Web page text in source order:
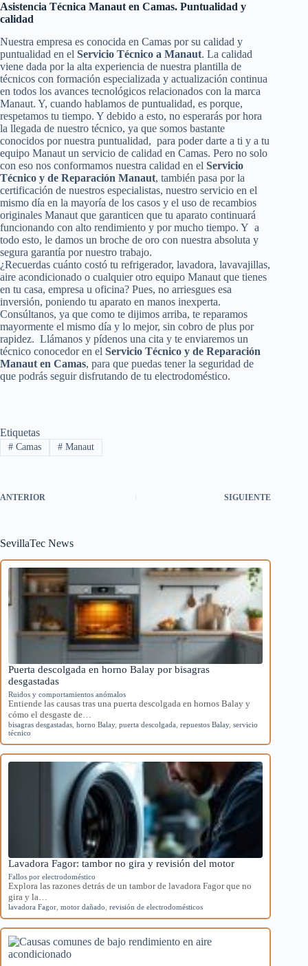
Asistencia Técnica Manaut en Camas. Puntualidad y
calidad
Nuestra empresa es conocida en Camas por su calidad y
puntualidad en el Servicio Técnico a Manaut. La calidad
viene dada por la alta experiencia de nuestra plantilla de
técnicos con formación especializada y actualización continua
en todos los avances tecnológicos relacionados con la marca
Manaut. Y, cuando hablamos de puntualidad, es porque,
respetamos tu tiempo. Y debido a esto, no esperarás por hora
la llegada de nuestro técnico, ya que somos bastante
conocidos por nuestra puntualidad, para poder darte a ti y a tu
equipo Manaut un servicio de calidad en Camas. Pero no solo
con eso nos conformamos nuestra calidad en el Servicio
Técnico y de Reparación Manaut, también pasa por la
certificación de nuestros especialistas, nuestro servicio en el
mismo día en la mayoría de los casos y el uso de recambios
originales Manaut que garanticen que tu aparato continuará
funcionando con alto rendimiento y por mucho tiempo. Y a
todo esto, le damos un broche de oro con nuestra absoluta y
segura garantía por nuestro trabajo.
¿Recuerdas cuánto costó tu refrigerador, lavadora, lavavajillas,
aire acondicionado o cualquier otro equipo Manaut que tienes
en tu casa, empresa u oficina? Pues, no arriesgues esa
inversión, poniendo tu aparato en manos inexperta.
Consúltanos, ya que como te dijimos arriba, te reparamos
mayormente el mismo día y lo mejor, sin cobro de plus por
rapidez. Llámanos y pídenos una cita y te enviaremos un
técnico conocedor en el Servicio Técnico y de Reparación
Manaut en Camas, para que puedas tener la seguridad de
que podrás seguir disfrutando de tu electrodoméstico.
Etiquetas
#Camas #Manaut
ANTERIOR SIGUIENTE
SevillaTec News
Puerta descolgada en horno Balay por bisagras
desgastadas
Ruidos y comportamientos anómalos
Entiende las causas tras una puerta descolgada en hornos Balay y
cómo el desgaste de…
bisagras desgastadas horno Balay, puerta descolgada repuestos Balay, servicio
técnico
Lavadora Fagor: tambor no gira y revisión del motor
Fallos por electrodoméstico
Explora las razones detrás de un tambor de lavadora Fagor que no
gira y la…
lavadora Fagor motor dañado revisión de electrodomésticos